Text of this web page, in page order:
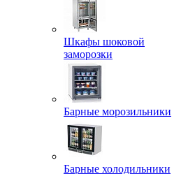
Шкафы шоковой
заморозки
Барные морозильники
Барные холодильники